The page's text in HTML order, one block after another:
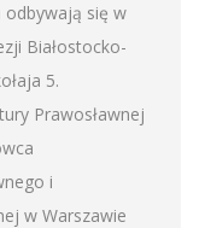
odbywają się w
Białostocko-
5.
Prawosławnej
i
w Warszawie